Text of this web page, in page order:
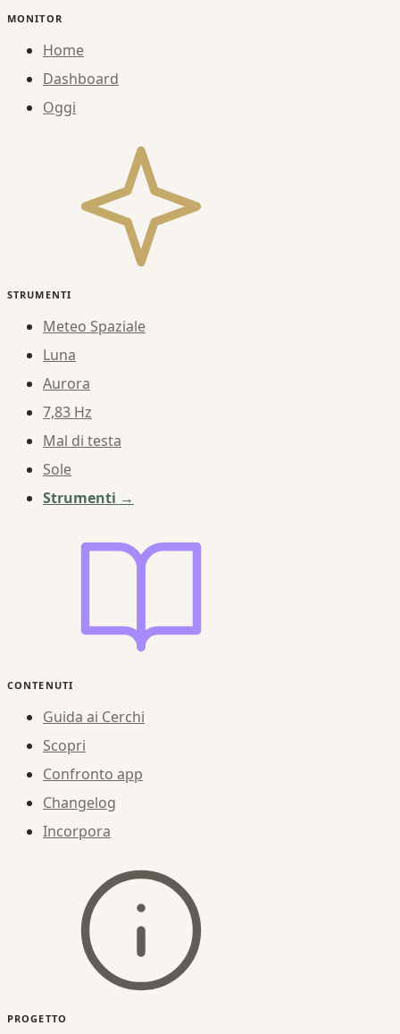
MONITOR
Home
Dashboard
Oggi
STRUMENTI
Meteo Spaziale
Luna
Aurora
7,83 Hz
Mal di testa
Sole
Strumenti →
CONTENUTI
Guida ai Cerchi
Scopri
Confronto app
Changelog
Incorpora
PROGETTO